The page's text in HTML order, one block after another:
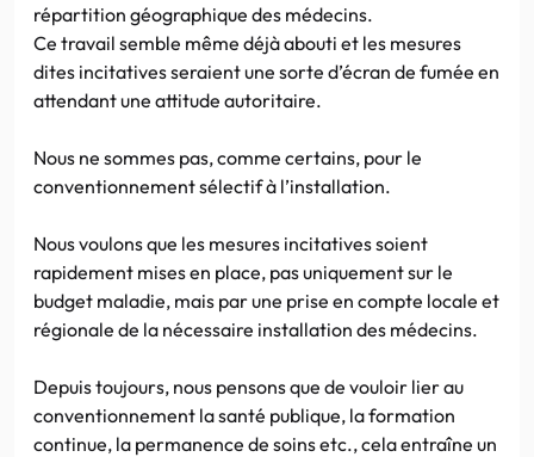
répartition géographique des médecins.
Ce travail semble même déjà abouti et les mesures
dites incitatives seraient une sorte d’écran de fumée en
attendant une attitude autoritaire.
Nous ne sommes pas, comme certains, pour le
conventionnement sélectif à l’installation.
Nous voulons que les mesures incitatives soient
rapidement mises en place, pas uniquement sur le
budget maladie, mais par une prise en compte locale et
régionale de la nécessaire installation des médecins.
Depuis toujours, nous pensons que de vouloir lier au
conventionnement la santé publique, la formation
continue, la permanence de soins etc., cela entraîne un